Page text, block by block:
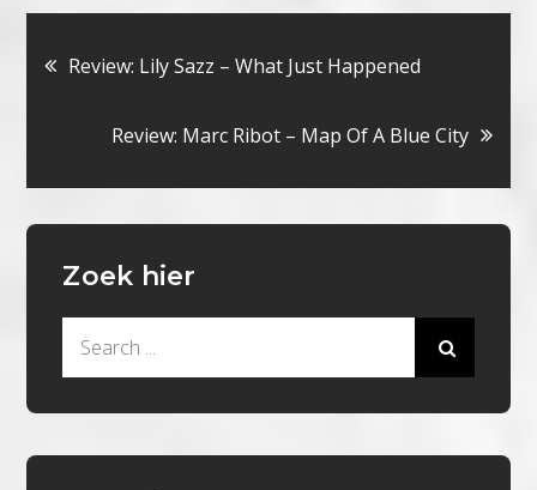
Bericht
navigatie
Review: Lily Sazz – What Just Happened
Review: Marc Ribot – Map Of A Blue City
Zoek hier